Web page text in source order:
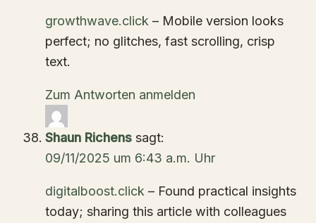
growthwave.click – Mobile version looks
perfect; no glitches, fast scrolling, crisp
text.
Zum Antworten anmelden
Shaun Richens sagt:
09/11/2025 um 6:43 a.m. Uhr
digitalboost.click – Found practical insights
today; sharing this article with colleagues